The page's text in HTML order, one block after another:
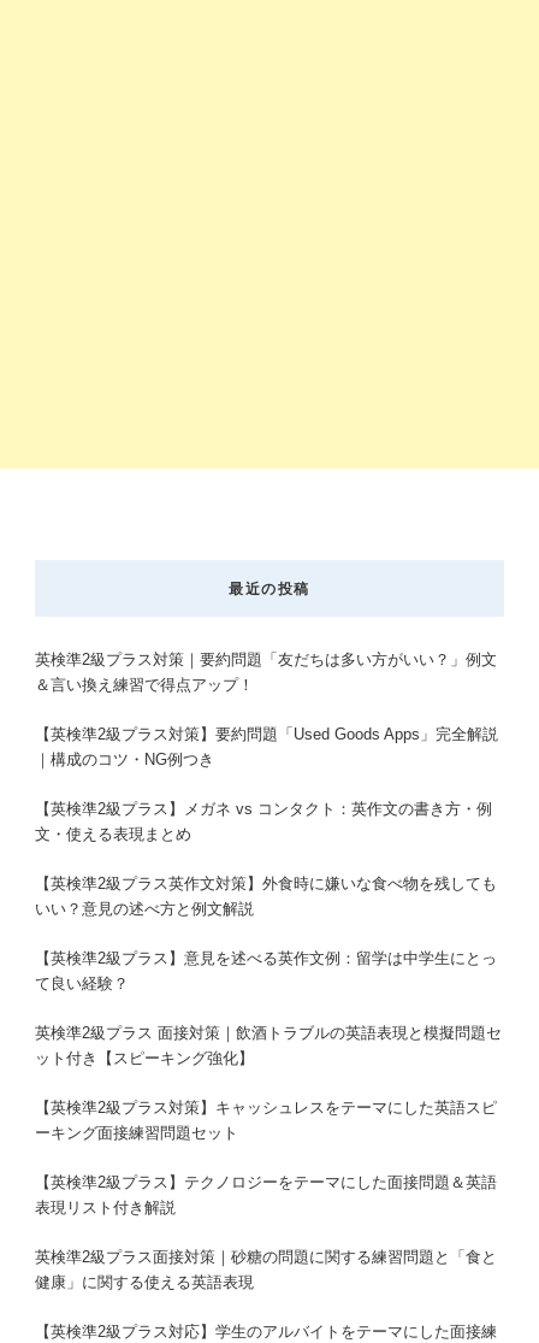
最近の投稿
英検準2級プラス対策｜要約問題「友だちは多い方がいい？」例文
＆言い換え練習で得点アップ！
【英検準2級プラス対策】要約問題「Used Goods Apps」完全解説
｜構成のコツ・NG例つき
【英検準2級プラス】メガネ vs コンタクト：英作文の書き方・例
文・使える表現まとめ
【英検準2級プラス英作文対策】外食時に嫌いな食べ物を残しても
いい？意見の述べ方と例文解説
【英検準2級プラス】意見を述べる英作文例：留学は中学生にとっ
て良い経験？
英検準2級プラス 面接対策｜飲酒トラブルの英語表現と模擬問題セ
ット付き【スピーキング強化】
【英検準2級プラス対策】キャッシュレスをテーマにした英語スピ
ーキング面接練習問題セット
【英検準2級プラス】テクノロジーをテーマにした面接問題＆英語
表現リスト付き解説
英検準2級プラス面接対策｜砂糖の問題に関する練習問題と「食と
健康」に関する使える英語表現
【英検準2級プラス対応】学生のアルバイトをテーマにした面接練